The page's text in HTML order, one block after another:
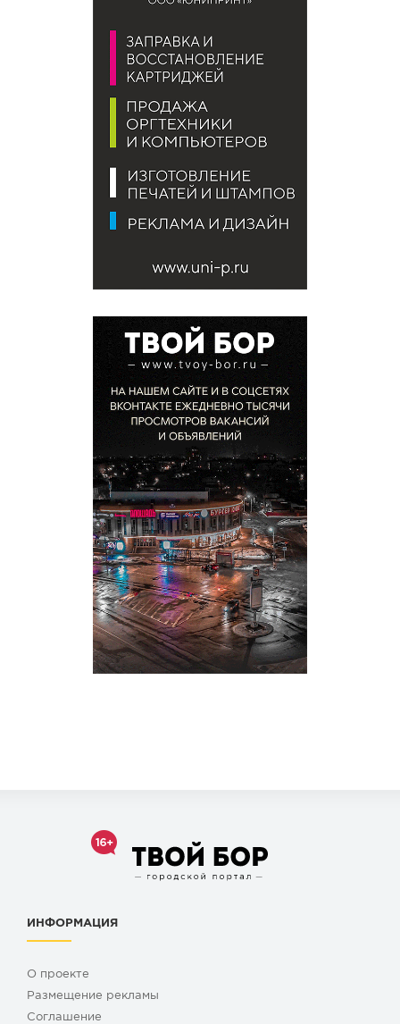
ИНФОРМАЦИЯ
О проекте
Размещение рекламы
Cоглашение